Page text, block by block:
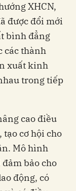
XHCN,
được đổi mới
bình đẳng
các thành
xuất kinh
trong tiếp
cao điều
cơ hội cho
Mô hình
bảo cho
động, có